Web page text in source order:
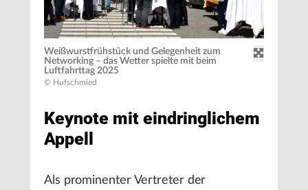
Weißwurstfrühstück und Gelegenheit zum
Networking – das Wetter spielte mit beim
Luftfahrttag 2025
© Hufschmied
Keynote mit eindringlichem
Appell
Als prominenter Vertreter der